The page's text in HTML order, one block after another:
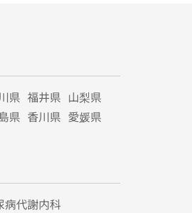
県 福井県 山梨県
県 香川県 愛媛県
病代謝内科